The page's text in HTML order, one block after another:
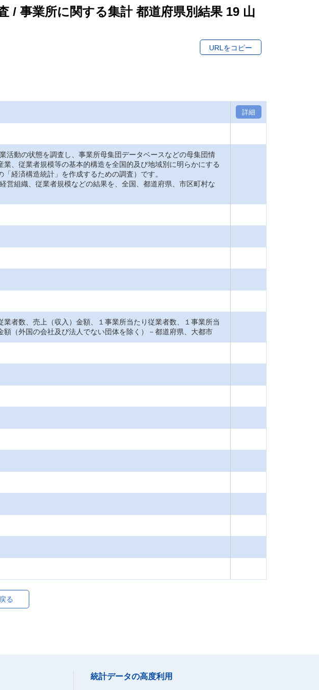
/ 事業所に関する集計 都道府県別結果 19 山
URLをコピー
詳細
活動の状態を調査し、事業所母集団データベースなどの母集団情
、従業者規模等の基本的構造を全国的及び地域別に明らかにする
経済構造統計」を作成するための調査）です。
営組織、従業者規模などの結果を、全国、都道府県、市区町村な
者数、売上（収入）金額、１事業所当たり従業者数、１事業所当
（外国の会社及び法人でない団体を除く）－都道府県、大都市
る
統計データの高度利用